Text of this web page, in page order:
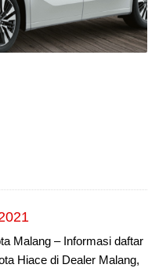
Malang – Informasi daftar
Hiace di Dealer Malang,